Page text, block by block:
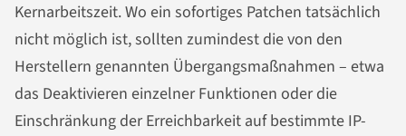
Kernarbeitszeit. Wo ein sofortiges Patchen tatsächlich
nicht möglich ist, sollten zumindest die von den
Herstellern genannten Übergangsmaßnahmen – etwa
das Deaktivieren einzelner Funktionen oder die
Einschränkung der Erreichbarkeit auf bestimmte IP-